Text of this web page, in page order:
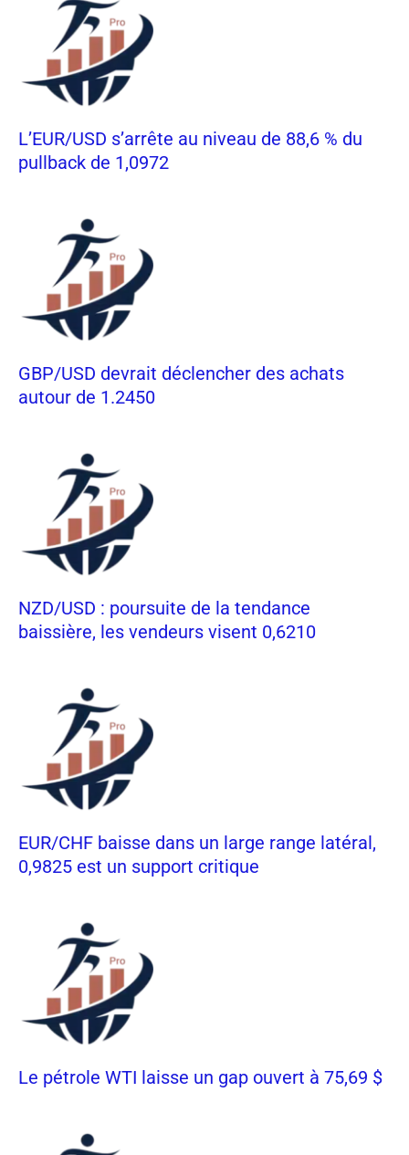
L’EUR/USD s’arrête au niveau de 88,6 % du
pullback de 1,0972
GBP/USD devrait déclencher des achats
autour de 1.2450
NZD/USD : poursuite de la tendance
baissière, les vendeurs visent 0,6210
EUR/CHF baisse dans un large range latéral,
0,9825 est un support critique
Le pétrole WTI laisse un gap ouvert à 75,69 $